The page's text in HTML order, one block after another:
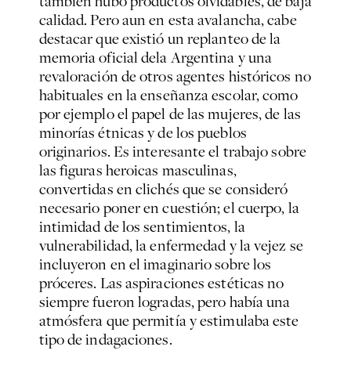
calidad. Pero aun en esta avalancha, cabe
destacar que existió un replanteo de la
memoria oficial dela Argentina y una
revaloración de otros agentes históricos no
habituales en la enseñanza escolar, como
por ejemplo el papel de las mujeres, de las
minorías étnicas y de los pueblos
originarios. Es interesante el trabajo sobre
las figuras heroicas masculinas,
convertidas en clichés que se consideró
necesario poner en cuestión; el cuerpo, la
intimidad de los sentimientos, la
vulnerabilidad, la enfermedad y la vejez se
incluyeron en el imaginario sobre los
próceres. Las aspiraciones estéticas no
siempre fueron logradas, pero había una
atmósfera que permitía y estimulaba este
tipo de indagaciones.